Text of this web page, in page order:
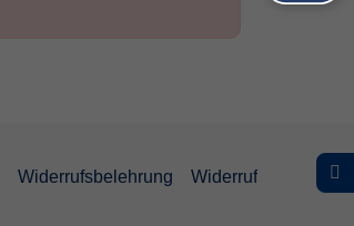
Widerrufsbelehrung Widerruf